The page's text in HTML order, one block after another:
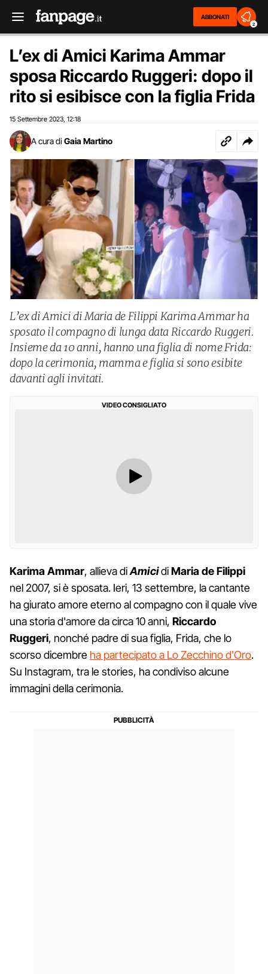
ABBONATI
2
L’ex di Amici Karima Ammar
sposa Riccardo Ruggeri: dopo il
rito si esibisce con la figlia Frida
15 Settembre 2023 12:18
A cura di Gaia Martino
L’ex di Amici di Maria de Filippi Karima Ammar ha
sposato il compagno di lunga data Riccardo Ruggeri.
Insieme da 10 anni, hanno una figlia di nome Frida:
dopo la cerimonia, mamma e figlia si sono esibite
davanti agli invitati.
VIDEO CONSIGLIATO
Karima Ammar, allieva diAmicidiMaria de Filippi
nel 2007, si è sposata. Ieri, 13 settembre, la cantante
ha giurato amore eterno al compagno con il quale vive
una storia d'amore da circa 10 anni, Riccardo
Ruggeri, nonché padre di sua figlia, Frida, che lo
scorso dicembre ha partecipato a Lo Zecchino d'Oro.
Su Instagram, tra le stories, ha condiviso alcune
immagini della cerimonia.